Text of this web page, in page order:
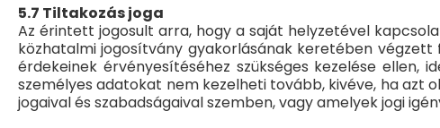
5.7 Tiltakozás joga
Az érintett jogosult arra, hogy a saját helyzetével
közhatalmi jogosítvány gyakorlásának keretében
érdekeinek érvényesítéséhez szükséges kezelése
személyes adatokat nem kezelheti tovább, kivéve, ha azt
jogaival és szabadságaival szemben, vagy amelyek jogi